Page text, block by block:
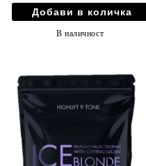
В наличност